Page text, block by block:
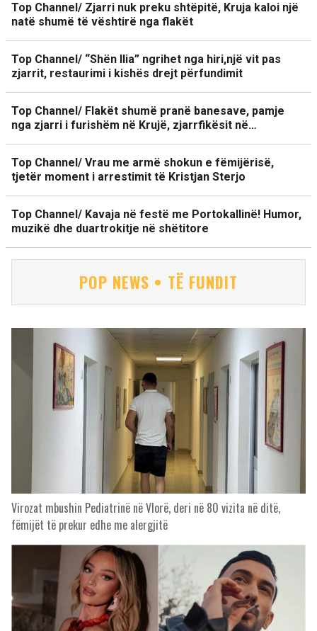
Top Channel/ Zjarri nuk preku shtëpitë, Kruja kaloi një
natë shumë të vështirë nga flakët
Top Channel/ “Shën Ilia” ngrihet nga hiri,një vit pas
zjarrit, restaurimi i kishës drejt përfundimit
Top Channel/ Flakët shumë pranë banesave, pamje
nga zjarri i furishëm në Krujë, zjarrfikësit në…
Top Channel/ Vrau me armë shokun e fëmijërisë,
tjetër moment i arrestimit të Kristjan Sterjo
Top Channel/ Kavaja në festë me Portokallinë! Humor,
muzikë dhe duartrokitje në shëtitore
POP NEWS • TË FUNDIT
Virozat mbushin Pediatrinë në Vlorë, deri në 80 vizita në ditë,
fëmijët të prekur edhe me alergjitë